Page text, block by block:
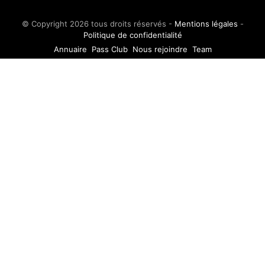
© Copyright 2026 tous droits réservés - Mentions légales -
Politique de confidentialité
Annuaire
Pass Club Nous rejoindre Team